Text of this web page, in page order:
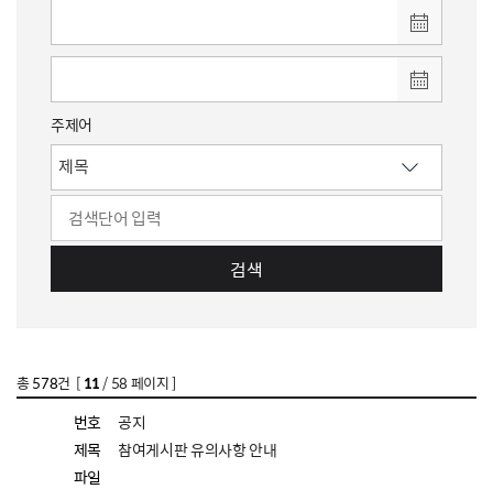
주제어
검색
총578건 [ 11/ 58 페이지 ]
번호
공지
제목
참여게시판 유의사항 안내
파일